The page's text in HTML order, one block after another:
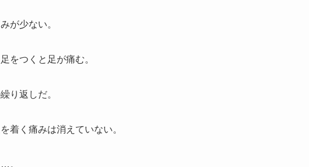
が少ない。
をつくと足が痛む。
り返しだ。
着く痛みは消えていない。
。